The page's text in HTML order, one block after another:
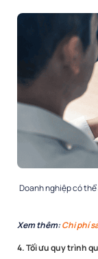
Doanh nghiệp có
Xem thêm:Chi phí
4. Tối ưu quy trình